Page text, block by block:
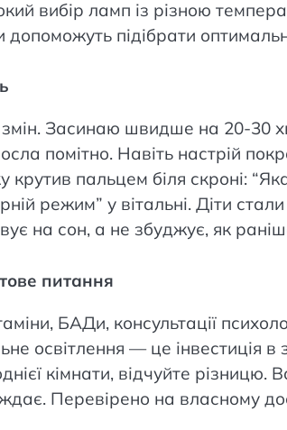
вибір ламп із різною
підібрати
змін. Засинаю швидше на 20-30
помітно. Навіть настрій
крутив пальцем біля скроні:
режим” у вітальні. Діти
на сон, а не збуджує, як
питання
БАДи, консультації
освітлення — це інвестиція в
кімнати, відчуйте різницю.
Перевірено на власному